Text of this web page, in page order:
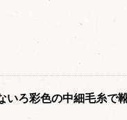
いろ彩色の中細毛糸で